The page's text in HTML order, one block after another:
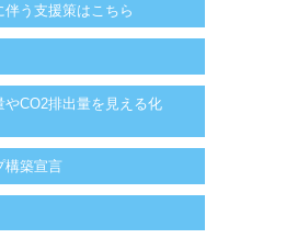
う支援策はこちら
やCO2排出量を見える化
構築宣言